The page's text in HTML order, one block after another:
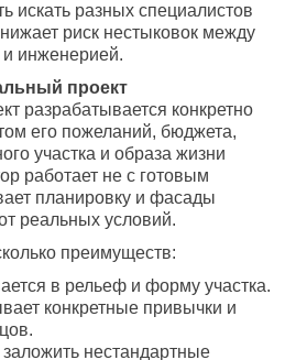
искать разных специалистов
риск нестыковок между
и инженерией.
проект
разрабатывается конкретно
его пожеланий, бюджета,
участка и образа жизни
работает не с готовым
планировку и фасады
реальных условий.
преимуществ:
в рельеф и форму участка.
конкретные привычки и
нестандартные